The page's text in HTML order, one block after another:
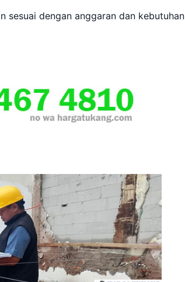
sesuai dengan anggaran dan kebutuhan